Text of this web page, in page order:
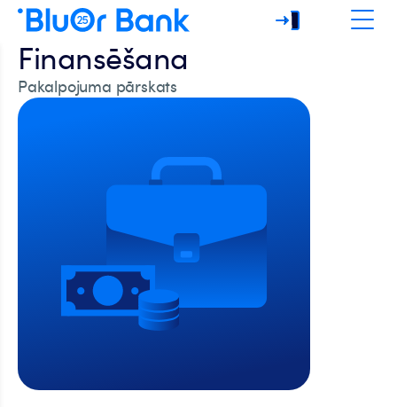
Finansēšana
Pakalpojuma pārskats